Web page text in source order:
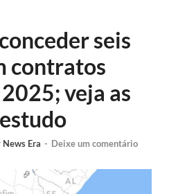
seis
contratos
2025; veja as
News Era - Deixe um comentário